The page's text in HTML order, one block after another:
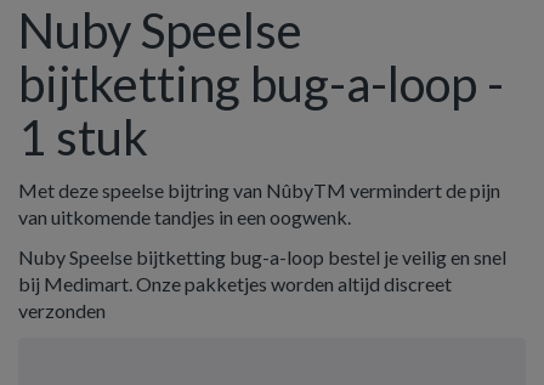
Nuby Speelse
bijtketting bug-a-loop -
1 stuk
Met deze speelse bijtring van NûbyTM vermindert de pijn
van uitkomende tandjes in een oogwenk.
Nuby Speelse bijtketting bug-a-loop bestel je veilig en snel
bij Medimart. Onze pakketjes worden altijd discreet
verzonden